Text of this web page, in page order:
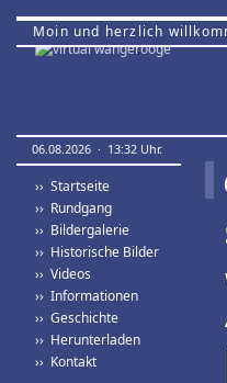
Moin und herzlich
06.08.2026 · 13:32 Uhr.
›› Startseite
›› Rundgang
›› Bildergalerie
›› Historische Bilder
›› Videos
›› Informationen
›› Geschichte
›› Herunterladen
›› Kontakt